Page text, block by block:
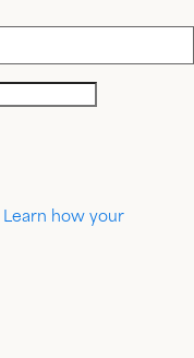
Learn how your